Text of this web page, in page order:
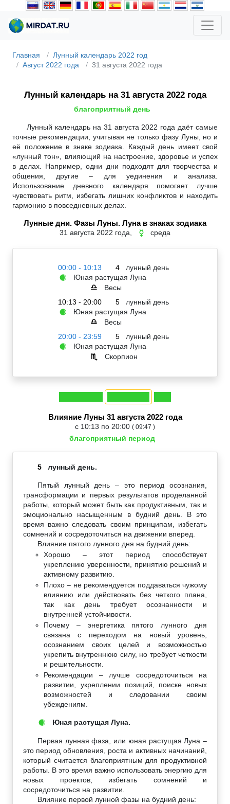
Главная
Лунный календарь 2022 год
Август 2022 года
31 августа 2022 года
Лунный календарь на 31 августа 2022 года
благоприятный день
Лунный календарь на 31 августа 2022 года даёт самые
точные рекомендации, учитывая не только фазу Луны, но и
её положение в знаке зодиака. Каждый день имеет свой
«лунный тон», влияющий на настроение, здоровье и успех
в делах. Например, одни дни подходят для творчества и
общения, другие – для уединения и анализа.
Использование дневного календаря помогает лучше
чувствовать ритм, избегать лишних конфликтов и находить
гармонию в повседневных делах.
Лунные дни. Фазы Луны. Луна в знаках зодиака
31 августа 2022 года, ☿ среда
00:00 - 10:13 4 лунный день
🌒 Юная растущая Луна
♎
Весы
10:13 - 20:00
5 лунный день
🌒 Юная растущая Луна
♎
Весы
20:00 - 23:59
5 лунный день
🌒 Юная растущая Луна
♏ Скорпион
Влияние Луны 31 августа 2022 года
с 10:13 по 20:00 ( 09:47 )
благоприятный период
5 лунный день.
Пятый лунный день – это период осознания,
трансформации и первых результатов проделанной
работы, который может быть как продуктивным, так и
эмоционально насыщенным в будний день. В это
время важно следовать своим принципам, избегать
сомнений и сосредоточиться на движении вперед.
Влияние пятого лунного дня на будний день:
Хорошо – этот период способствует
укреплению уверенности, принятию решений и
активному развитию.
Плохо – не рекомендуется поддаваться чужому
влиянию или действовать без четкого плана,
так как день требует осознанности и
внутренней устойчивости.
Почему – энергетика пятого лунного дня
связана с переходом на новый уровень,
осознанием своих целей и возможностью
укрепить внутреннюю силу, но требует четкости
и решительности.
Рекомендации – лучше сосредоточиться на
развитии, укреплении позиций, поиске новых
возможностей и следовании своим
убеждениям.
🌒 Юная растущая Луна.
Первая лунная фаза, или юная растущая Луна –
это период обновления, роста и активных начинаний,
который считается благоприятным для продуктивной
работы. В это время важно использовать энергию для
новых проектов, избегать сомнений и
сосредоточиться на развитии.
Влияние первой лунной фазы на будний день: